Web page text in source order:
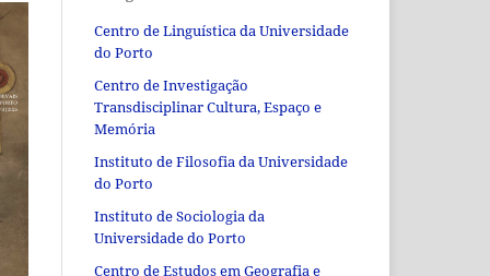
Centro de Linguística da Universidade
do Porto
Centro de Investigação
Transdisciplinar Cultura, Espaço e
Memória
Instituto de Filosofia da Universidade
do Porto
Instituto de Sociologia da
Universidade do Porto
Centro de Estudos em Geografia e